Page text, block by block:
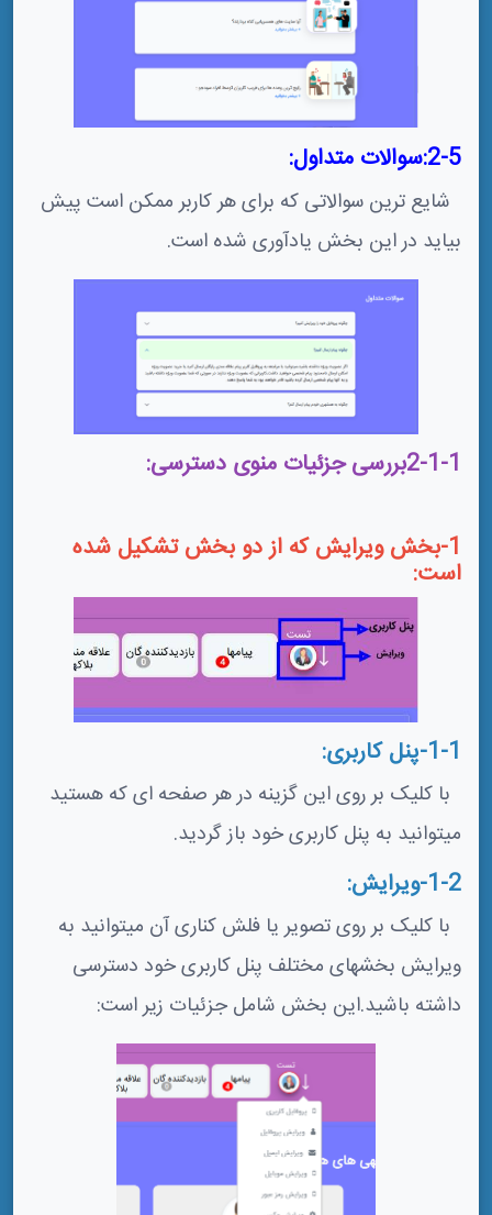
2-5:سوالات متداول:
شایع ترین سوالاتی که برای هر کاربر ممکن است پیش
بیاید در این بخش یادآوری شده است.
2-1-1بررسی جزئیات منوی دسترسی:
1-بخش ویرایش که از دو بخش تشکیل شده
است:
1-1-پنل کاربری:
با کلیک بر روی این گزینه در هر صفحه ای که هستید
میتوانید به پنل کاربری خود باز گردید.
1-2-ویرایش:
با کلیک بر روی تصویر یا فلش کناری آن میتوانید به
ویرایش بخشهای مختلف پنل کاربری خود دسترسی
داشته باشید.این بخش شامل جزئیات زیر است: